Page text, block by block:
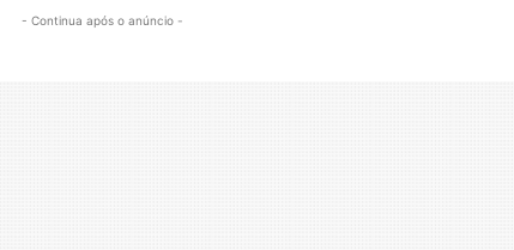
- Continua após o anúncio -